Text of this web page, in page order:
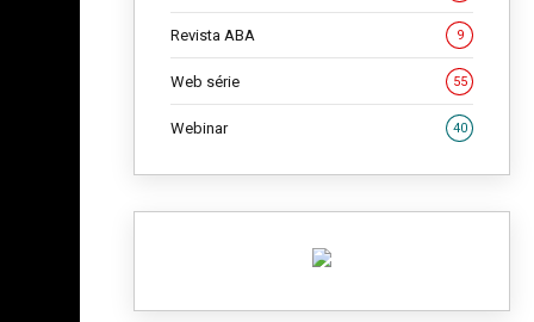
Revista ABA 9
Web série 55
Webinar 40